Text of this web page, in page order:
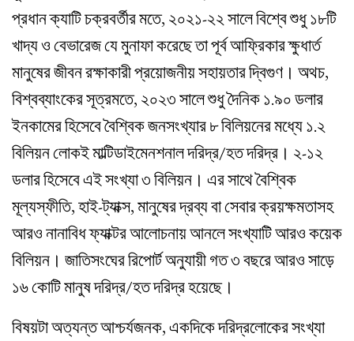
প্রধান ক্যাটি চক্রবর্তীর মতে, ২০২১-২২ সালে বিশ্বে শুধু ১৮টি
খাদ্য ও বেভারেজ যে মুনাফা করেছে তা পূর্ব আফ্রিকার ক্ষুধার্ত
মানুষের জীবন রক্ষাকারী প্রয়োজনীয় সহায়তার দ্বিগুণ। অথচ,
বিশ্বব্যাংকের সূত্রমতে, ২০২৩ সালে শুধু দৈনিক ১.৯০ ডলার
ইনকামের হিসেবে বৈশ্বিক জনসংখ্যার ৮ বিলিয়নের মধ্যে ১.২
বিলিয়ন লোকই মাল্টিডাইমেনশনাল দরিদ্র/হত দরিদ্র। ২-১২
ডলার হিসেবে এই সংখ্যা ৩ বিলিয়ন। এর সাথে বৈশ্বিক
মূল্যস্ফীতি, হাই-ট্যাক্স, মানুষের দ্রব্য বা সেবার ক্রয়ক্ষমতাসহ
আরও নানাবিধ ফ্যাক্টর আলোচনায় আনলে সংখ্যাটি আরও কয়েক
বিলিয়ন। জাতিসংঘের রিপোর্ট অনুযায়ী গত ৩ বছরে আরও সাড়ে
১৬ কোটি মানুষ দরিদ্র/হত দরিদ্র হয়েছে।
বিষয়টা অত্যন্ত আশ্চর্যজনক, একদিকে দরিদ্রলোকের সংখ্যা